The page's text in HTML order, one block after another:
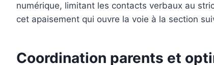
numérique, limitant les contacts verbaux au
cet apaisement qui ouvre la voie à la section
Coordination parents et